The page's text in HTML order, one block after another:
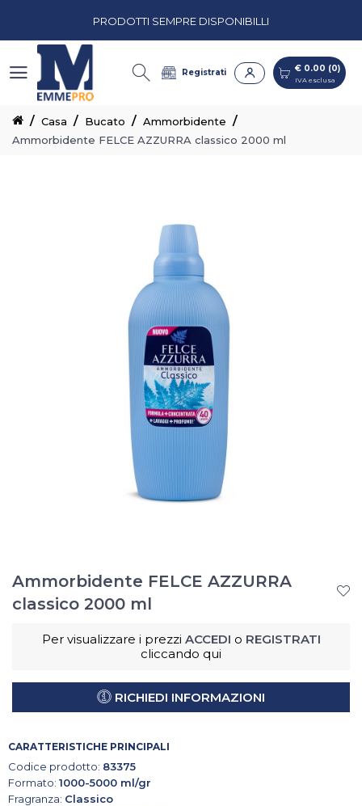
PRODOTTI SEMPRE DISPONIBILLI
PREVENTIVI PERSONALIZZATI
CASH & CARRY CON CORSIE ORGANIZZATE
PRODOTTI SEMPRE DISPONIBILLI
Registrati € 0.00 (0)
IVA esclusa
Casa Bucato
Ammorbidente
Ammorbidente FELCE AZZURRA classico 2000 ml
Ammorbidente FELCE AZZURRA
classico 2000 ml
Per visualizzare i prezzi ACCEDI o REGISTRATI
cliccando qui
RICHIEDI INFORMAZIONI
CARATTERISTICHE PRINCIPALI
Codice prodotto: 83375
Formato: 1000-5000 ml/gr
Fragranza: Classico